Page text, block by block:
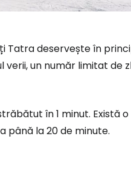
Tatra deservește în
verii, un număr limitat
în 1 minut. Există
până la 20 de minute.
vă
a călătorilor